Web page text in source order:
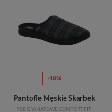
-10%
Pantofle Męskie Skarbek
908 GRANATOWE COMFORT FIT